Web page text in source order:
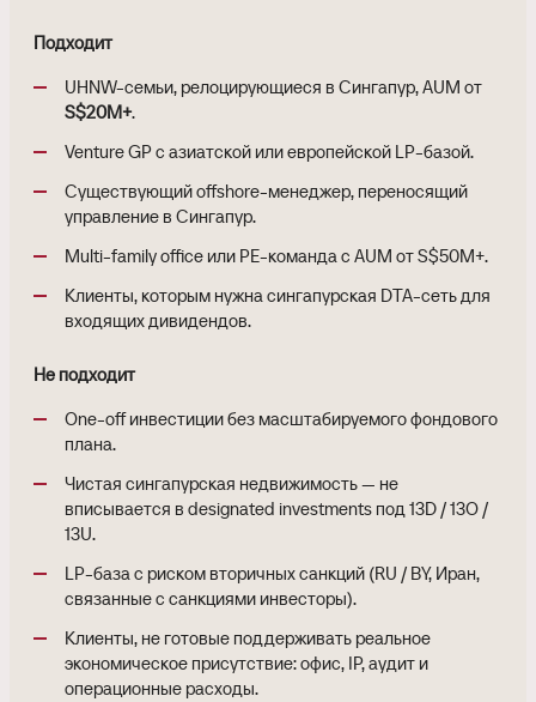
Подходит
UHNW-семьи, релоцирующиеся в Сингапур, AUM от
S$20M+.
Venture GP с азиатской или европейской LP-базой.
Существующий offshore-менеджер, переносящий
управление в Сингапур.
Multi-family office или PE-команда с AUM от S$50M+.
Клиенты, которым нужна сингапурская DTA-сеть для
входящих дивидендов.
Не подходит
One-off инвестиции без масштабируемого фондового
плана.
Чистая сингапурская недвижимость — не
вписывается в designated investments под 13D / 13O /
13U.
LP-база с риском вторичных санкций (RU / BY, Иран,
связанные с санкциями инвесторы).
Клиенты, не готовые поддерживать реальное
экономическое присутствие: офис, IP, аудит и
операционные расходы.